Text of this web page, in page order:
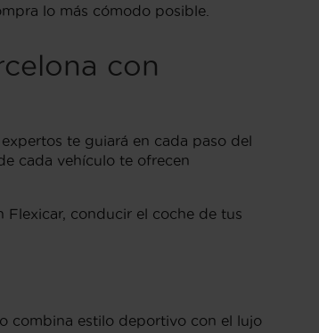
lo más cómodo posible.
con
te guiará en cada paso del
cada vehículo te ofrecen
Flexicar, conducir el coche de tus
combina estilo deportivo con el lujo